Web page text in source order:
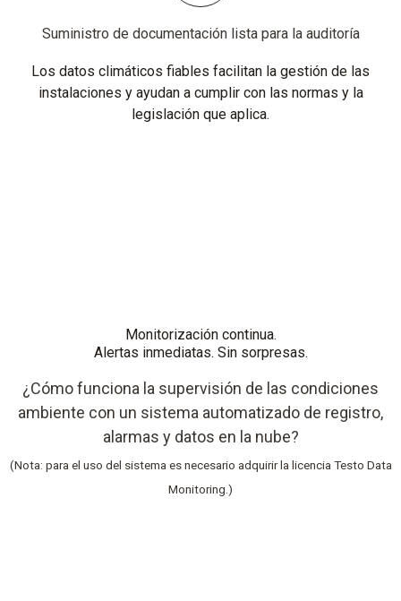
Suministro de documentación lista para la auditoría
Los datos climáticos fiables facilitan la gestión de las
instalaciones y ayudan a cumplir con las normas y la
legislación que aplica.
Monitorización continua.
Alertas inmediatas. Sin sorpresas.
¿Cómo funciona la supervisión de las condiciones
ambiente con un sistema automatizado de registro,
alarmas y datos en la nube?
(Nota: para el uso del sistema es necesario adquirir la licencia Testo Data
Monitoring.)